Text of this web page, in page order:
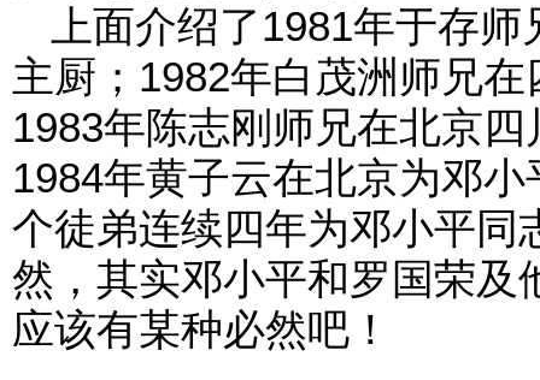
上面介绍了1981年于存
主厨；1982年白茂洲师兄
1983年陈志刚师兄在北京
1984年黄子云在北京为邓
个徒弟连续四年为邓小平同
然，其实邓小平和罗国荣及
应该有某种必然吧！